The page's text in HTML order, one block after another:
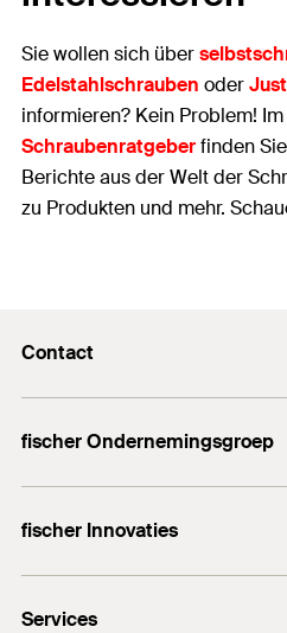
Sie wollen sich über
Edelstahlschrauben oder
informieren? Kein Problem!
Schraubenratgeberfinden
Berichte aus der Welt der
zu Produkten und mehr.
Contact
Stuur een email
+32 (0) 15 28 47 00
fischer Ondernemingsgroep
LNT Automation
fischertechnik
fischer Innovaties
DuoHM
Services